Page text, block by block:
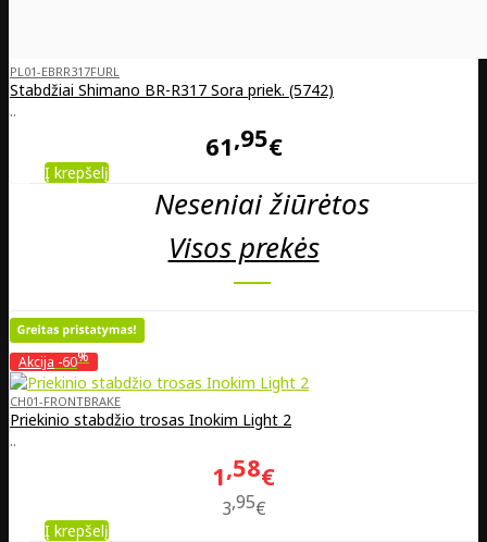
PL01-EBRR317FURL
Stabdžiai Shimano BR-R317 Sora priek. (5742)
..
61 95€
Į krepšelį
Neseniai žiūrėtos
Visos prekės
Akcija -60%
CH01-FRONTBRAKE
Priekinio stabdžio trosas Inokim Light 2
..
1 58€
3 95€
Į krepšelį